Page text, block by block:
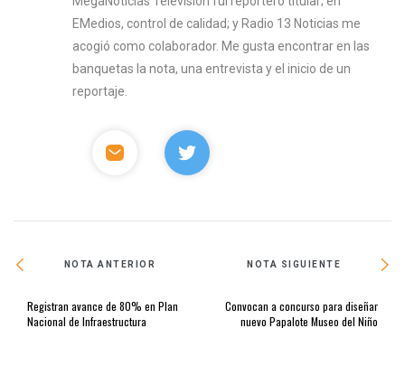
EMedios, control de calidad; y Radio 13 Noticias me
acogió como colaborador. Me gusta encontrar en las
banquetas la nota, una entrevista y el inicio de un
reportaje.
NOTA ANTERIOR
Registran avance de 80% en Plan
Nacional de Infraestructura
NOTA SIGUIENTE
Convocan a concurso para diseñar
nuevo Papalote Museo del Niño